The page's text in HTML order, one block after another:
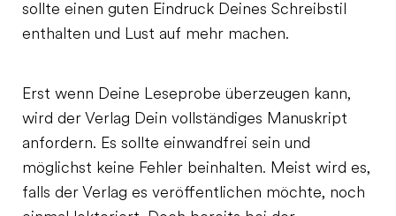
sollte einen guten Eindruck Deines Schreibstil
enthalten und Lust auf mehr machen.
Erst wenn Deine Leseprobe überzeugen kann,
wird der Verlag Dein vollständiges Manuskript
anfordern. Es sollte einwandfrei sein und
möglichst keine Fehler beinhalten. Meist wird es,
falls der Verlag es veröffentlichen möchte, noch